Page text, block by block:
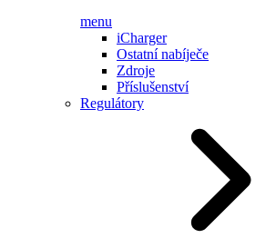
menu
iCharger
Ostatní nabíječe
Zdroje
Příslušenství
Regulátory